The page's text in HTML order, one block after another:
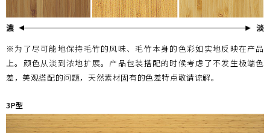
※为了尽可能地保持毛竹的风味、毛竹本身的色彩如实地反映在产品
上。颜色从淡到浓地扩展。产品包装搭配的时候考虑了不发生极端色
差，美观搭配的问题，天然素材固有的色差特点敬请谅解。
3P型